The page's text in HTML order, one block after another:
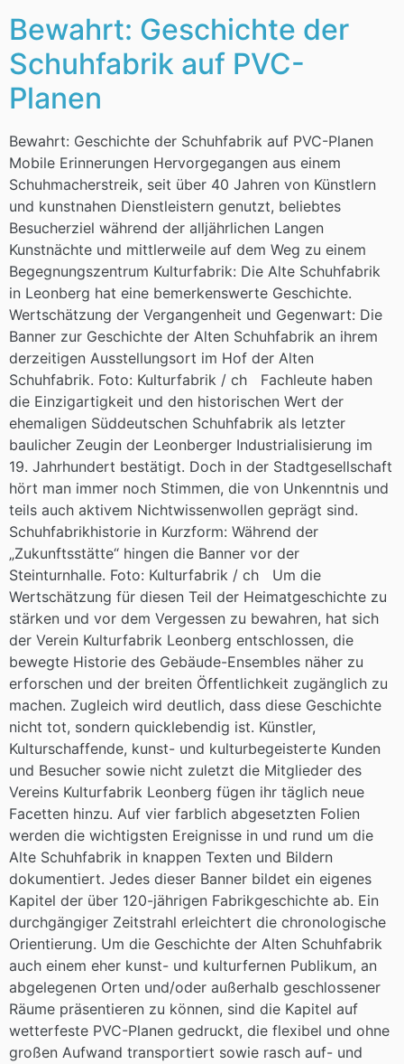
Bewahrt: Geschichte der
Schuhfabrik auf PVC-
Planen
Bewahrt: Geschichte der Schuhfabrik auf PVC-Planen
Mobile Erinnerungen Hervorgegangen aus einem
Schuhmacherstreik, seit über 40 Jahren von Künstlern
und kunstnahen Dienstleistern genutzt, beliebtes
Besucherziel während der alljährlichen Langen
Kunstnächte und mittlerweile auf dem Weg zu einem
Begegnungszentrum Kulturfabrik: Die Alte Schuhfabrik
in Leonberg hat eine bemerkenswerte Geschichte.
Wertschätzung der Vergangenheit und Gegenwart: Die
Banner zur Geschichte der Alten Schuhfabrik an ihrem
derzeitigen Ausstellungsort im Hof der Alten
Schuhfabrik. Foto: Kulturfabrik / ch Fachleute haben
die Einzigartigkeit und den historischen Wert der
ehemaligen Süddeutschen Schuhfabrik als letzter
baulicher Zeugin der Leonberger Industrialisierung im
19. Jahrhundert bestätigt. Doch in der Stadtgesellschaft
hört man immer noch Stimmen, die von Unkenntnis und
teils auch aktivem Nichtwissenwollen geprägt sind.
Schuhfabrikhistorie in Kurzform: Während der
„Zukunftsstätte“ hingen die Banner vor der
Steinturnhalle. Foto: Kulturfabrik / ch Um die
Wertschätzung für diesen Teil der Heimatgeschichte zu
stärken und vor dem Vergessen zu bewahren, hat sich
der Verein Kulturfabrik Leonberg entschlossen, die
bewegte Historie des Gebäude-Ensembles näher zu
erforschen und der breiten Öffentlichkeit zugänglich zu
machen. Zugleich wird deutlich, dass diese Geschichte
nicht tot, sondern quicklebendig ist. Künstler,
Kulturschaffende, kunst- und kulturbegeisterte Kunden
und Besucher sowie nicht zuletzt die Mitglieder des
Vereins Kulturfabrik Leonberg fügen ihr täglich neue
Facetten hinzu. Auf vier farblich abgesetzten Folien
werden die wichtigsten Ereignisse in und rund um die
Alte Schuhfabrik in knappen Texten und Bildern
dokumentiert. Jedes dieser Banner bildet ein eigenes
Kapitel der über 120-jährigen Fabrikgeschichte ab. Ein
durchgängiger Zeitstrahl erleichtert die chronologische
Orientierung. Um die Geschichte der Alten Schuhfabrik
auch einem eher kunst- und kulturfernen Publikum, an
abgelegenen Orten und/oder außerhalb geschlossener
Räume präsentieren zu können, sind die Kapitel auf
wetterfeste PVC-Planen gedruckt, die flexibel und ohne
großen Aufwand transportiert sowie rasch auf- und